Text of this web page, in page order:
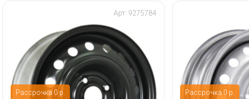
Рассрочка 0 р.
Арт: 9275784
Рассрочка 0 р.